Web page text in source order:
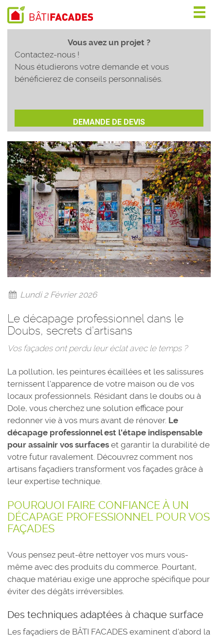
Vous avez un projet ?
Contactez-nous !
Nous étudierons votre demande et vous
bénéficierez de conseils personnalisés.
DEMANDE DE DEVIS
Lundi 2 Février 2026
Le décapage professionnel dans le
Doubs, secrets d'artisans
Vos façades ont perdu leur éclat avec le temps ?
La pollution, les peintures écaillées et les salissures
ternissent l'apparence de votre maison ou de vos
locaux professionnels. Résidant dans le doubs ou à
Dole, vous cherchez une solution efficace pour
redonner vie à vos murs avant de rénover. Le
décapage professionnel est l'étape indispensable
pour assainir vos surfaces et garantir la durabilité de
votre futur ravalement. Découvrez comment nos
artisans façadiers transforment vos façades grâce à
leur expertise technique.
POURQUOI FAIRE CONFIANCE À UN
DÉCAPAGE PROFESSIONNEL POUR VOS
FAÇADES
Vous pensez peut-être nettoyer vos murs vous-
même avec des produits du commerce. Pourtant,
chaque matériau exige une approche spécifique pour
éviter des dégâts irréversibles.
Des techniques adaptées à chaque surface
Les façadiers de BÂTI FACADES examinent d'abord la